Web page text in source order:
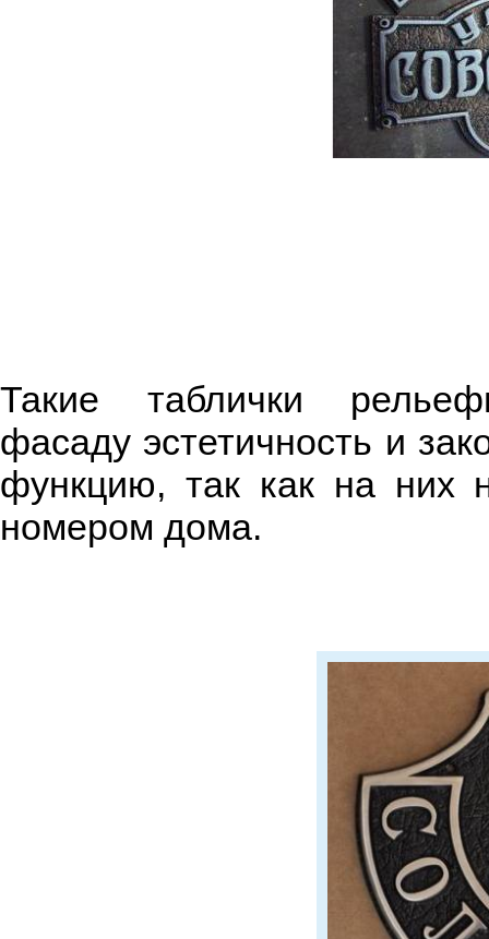
Такие таблички
фасаду эстетичность и
функцию, так как на них
номером дома.